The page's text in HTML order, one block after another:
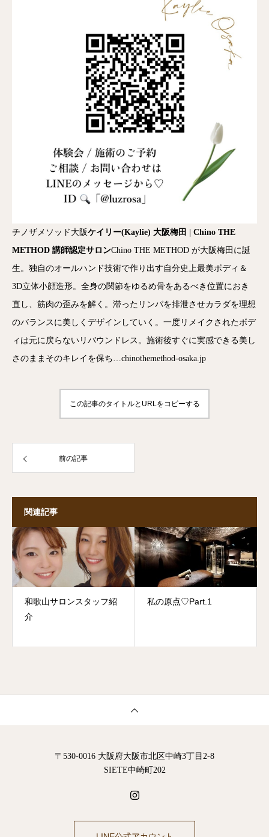
チノザメソッド大阪ケイリー(Kaylie) 大阪梅田 | Chino THE
METHOD 講師認定サロンChino THE METHOD が大阪梅田に誕
生。独自のオールハンド技術で作り出す自分史上最美ボディ＆
3D立体小顔造形。全身の関節をゆるめ骨をあるべき位置におき
直し、筋肉の歪みを解く。滞ったリンパを排泄させカラダを理想
のバランスに美しくデザインしていく。一度リメイクされたボデ
ィは元に戻らないリバウンドレス。施術後すぐに実感できる美し
さのままそのキレイを保ち…chinothemethod-osaka.jp
この記事のタイトルとURLをコピーする
前の記事
関連記事
和歌山サロンスタッフ紹
介
私の原点♡Part.1
〒530-0016 大阪府大阪市北区中崎3丁目2-8
SIETE中崎町202